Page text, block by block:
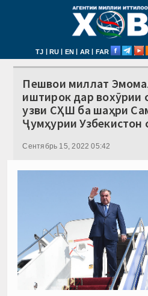
TJ | RU | EN | AR | FAR
Пешвои миллат
иштирок дар вохӯрии
узви СҲШ ба шаҳри
Ҷумҳурии Узбекистон
Сентябрь 15, 2022 05:42